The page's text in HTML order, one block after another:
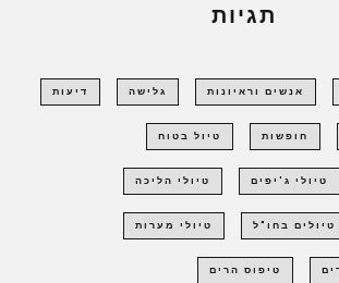
תגיות
אנשים וראיונות גלישה דיעות
חופשות טיול בטוח
טיולי ג'יפים טיולי הליכה
טיולים בחו"ל טיולי מערות
טיפוס הרים